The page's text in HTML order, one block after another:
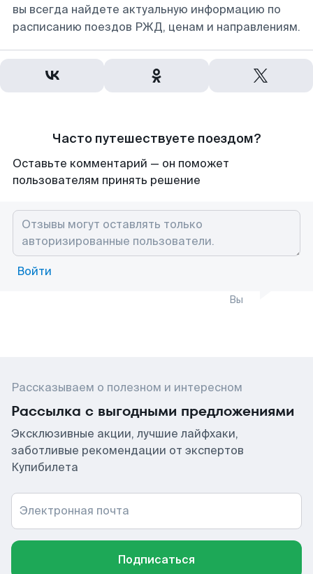
вы всегда найдете актуальную информацию по
расписанию поездов РЖД, ценам и направлениям.
Часто путешествуете поездом?
Оставьте комментарий — он поможет
пользователям принять решение
Войти
Вы
Рассказываем о полезном и интересном
Рассылка с выгодными предложениями
Эксклюзивные акции, лучшие лайфхаки,
заботливые рекомендации от экспертов
Купибилета
Электронная почта
Подписаться